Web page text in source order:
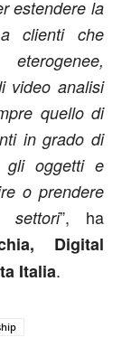
estendere la
clienti che
video analisi
quello di
in grado di
gli oggetti e
o prendere
”, ha
Digital
Italia.